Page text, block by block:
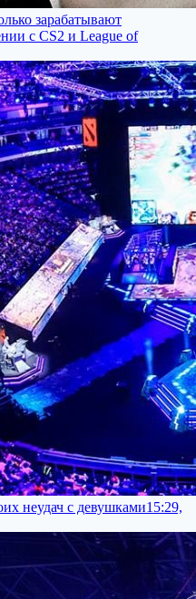
зарабатывают
с CS2 и League of
неудач с девушками15:29,